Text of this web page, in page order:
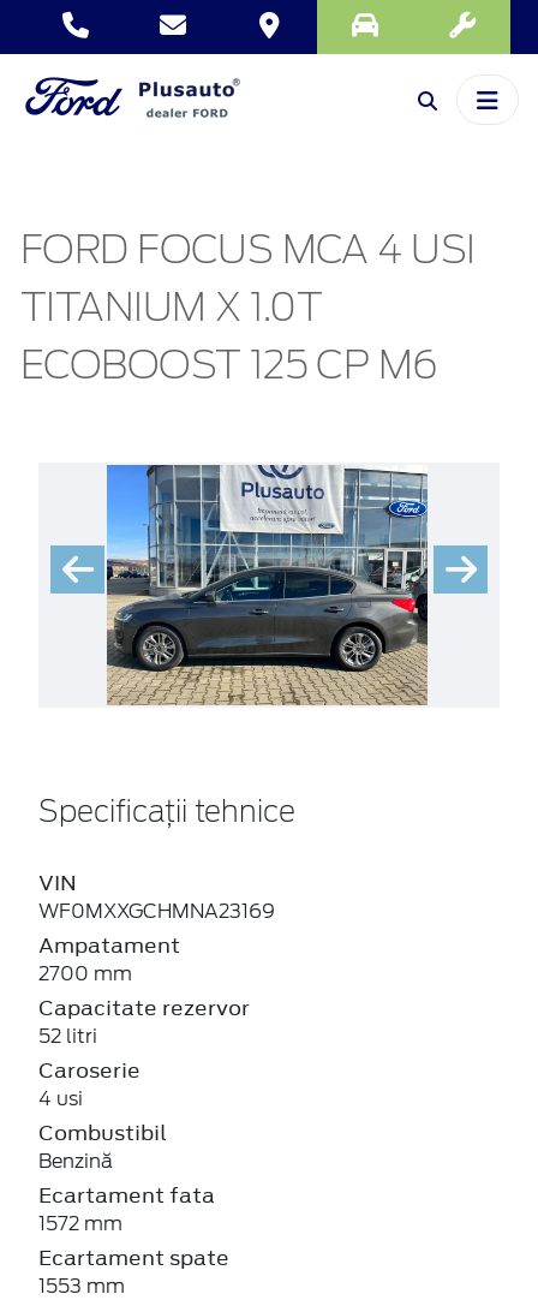
FORD FOCUS MCA 4 USI
TITANIUM X 1.0T
ECOBOOST 125 CP M6
Specificații tehnice
VIN
WF0MXXGCHMNA23169
Ampatament
2700 mm
Capacitate rezervor
52 litri
Caroserie
4 usi
Combustibil
Benzină
Ecartament fata
1572 mm
Ecartament spate
1553 mm